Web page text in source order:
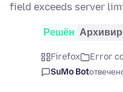
field exceeds server
Решён
Firefox Error
SuMo Bot